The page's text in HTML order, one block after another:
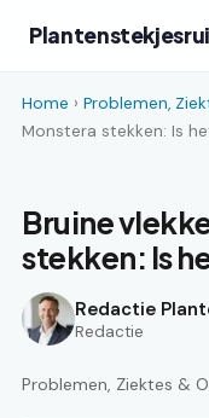
Home › Problemen,
Monstera stekken: Is
Bruine
stekken: Is
Redactie
Redactie
Problemen, Ziektes &